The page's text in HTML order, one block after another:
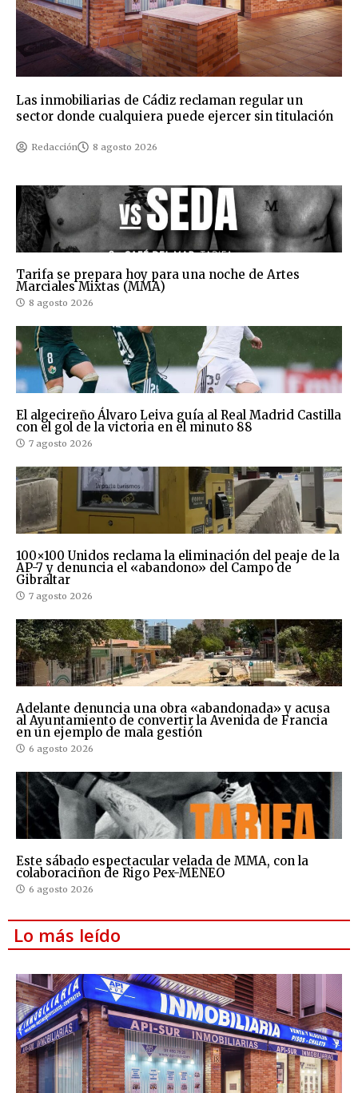
Las inmobiliarias de Cádiz reclaman regular un
sector donde cualquiera puede ejercer sin titulación
Redacción 8 agosto 2026
Tarifa se prepara hoy para una noche de Artes
Marciales Mixtas (MMA)
8 agosto 2026
El algecireño Álvaro Leiva guía al Real Madrid Castilla
con el gol de la victoria en el minuto 88
7 agosto 2026
100×100 Unidos reclama la eliminación del peaje de la
AP-7 y denuncia el «abandono» del Campo de
Gibraltar
7 agosto 2026
Adelante denuncia una obra «abandonada» y acusa
al Ayuntamiento de convertir la Avenida de Francia
en un ejemplo de mala gestión
6 agosto 2026
Este sábado espectacular velada de MMA, con la
colaboraciñon de Rigo Pex-MENEO
6 agosto 2026
Lo más leído